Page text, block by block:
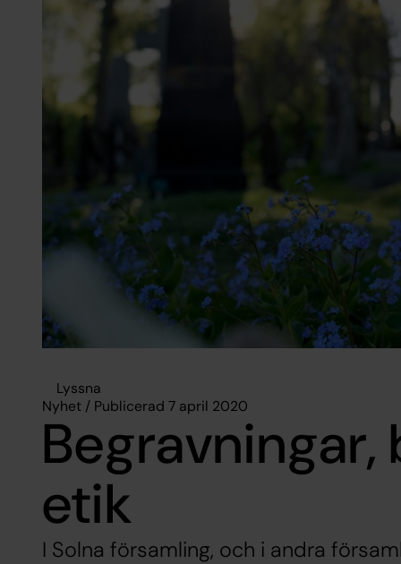
Lyssna
Nyhet / Publicerad 7 april 2020
Begravningar,
etik
I Solna församling, och i andra